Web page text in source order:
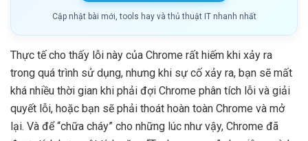
Cập nhật bài mới, tools hay và thủ thuật IT nhanh nhất
Thực tế cho thấy lỗi này của Chrome rất hiếm khi xảy ra
trong quá trình sử dụng, nhưng khi sự cố xảy ra, bạn sẽ mất
khá nhiều thời gian khi phải đợi Chrome phân tích lỗi và giải
quyết lỗi, hoặc bạn sẽ phải thoát hoàn toàn Chrome và mở
lại. Và để “chữa cháy” cho những lúc như vậy, Chrome đã